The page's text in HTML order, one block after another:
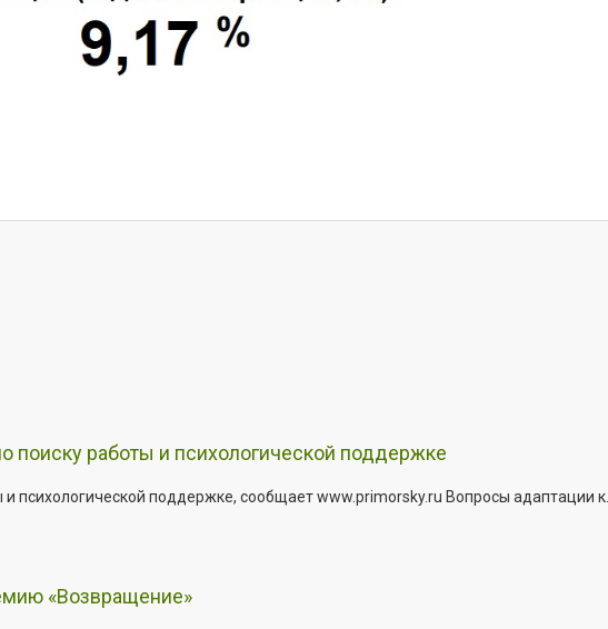
поиску работы и психологической поддержке
поддержке, сообщает www.primorsky.ru Вопросы адаптации к...
«Возвращение»